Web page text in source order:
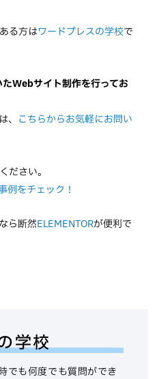
る方はワードプレスの学校で
Webサイト制作を行ってお
、 こちらからお気軽にお問い
ださい。
をチェック！
ら断然ELEMENTORが便利で
学校
でも何度でも質問ができ